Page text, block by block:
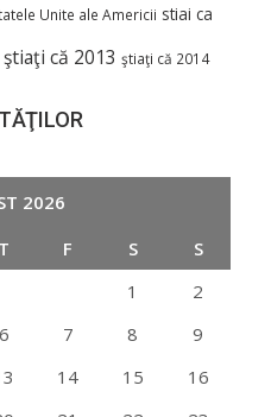
Unite ale Americii stiai ca
ştiaţi că 2013 ştiaţi că 2014
2026
T F S
S
1
2
6 7 8
9
14 15
16